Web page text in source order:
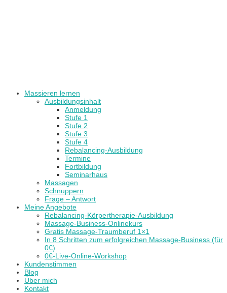
Massieren lernen
Ausbildungsinhalt
Anmeldung
Stufe 1
Stufe 2
Stufe 3
Stufe 4
Rebalancing-Ausbildung
Termine
Fortbildung
Seminarhaus
Massagen
Schnuppern
Frage – Antwort
Meine Angebote
Rebalancing-Körpertherapie-Ausbildung
Massage-Business-Onlinekurs
Gratis Massage-Traumberuf 1×1
In 8 Schritten zum erfolgreichen Massage-Business (für
0€)
0€-Live-Online-Workshop
Kundenstimmen
Blog
Über mich
Kontakt